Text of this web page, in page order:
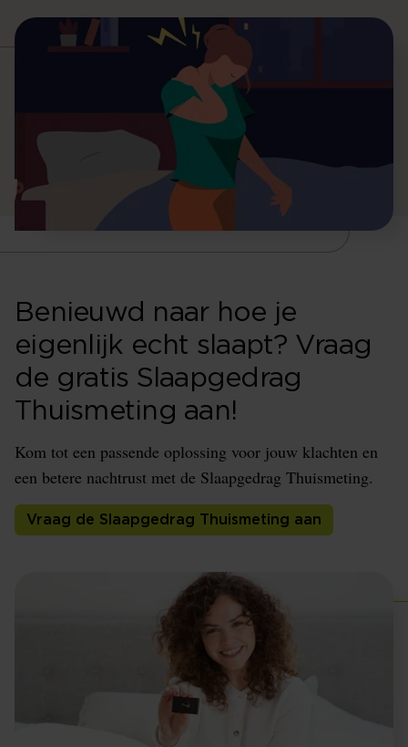
Benieuwd naar hoe je
eigenlijk echt slaapt? Vraag
de gratis Slaapgedrag
Thuismeting aan!
Kom tot een passende oplossing voor jouw klachten en
een betere nachtrust met de Slaapgedrag Thuismeting.
Vraag de Slaapgedrag Thuismeting aan